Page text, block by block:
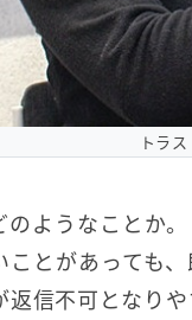
トラ
ようなことか
とがあっても
信不可となり